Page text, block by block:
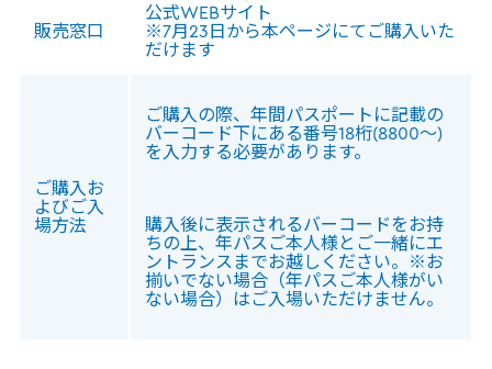
販売窓口
公式WEBサイト
※7⽉23⽇から本ページにてご購入いた
だけます
ご購⼊お
よびご⼊
場⽅法
ご購入の際、年間パスポートに記載の
バーコード下にある番号18桁(8800～)
を入力する必要があります。
購⼊後に表⽰されるバーコードをお持
ちの上、年パスご本⼈様とご⼀緒にエ
ントランスまでお越しください。※お
揃いでない場合（年パスご本⼈様がい
ない場合）はご⼊場いただけません。